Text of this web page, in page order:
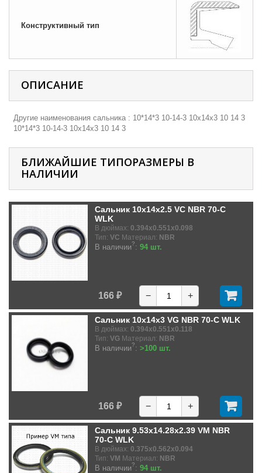
Конструктивный тип
ОПИСАНИЕ
Другие наименования сальника : 10*14*3 10-14-3 10х14х3 10 14 3
10*14*3 10-14-3 10х14х3 10 14 3
БЛИЖАЙШИЕ ТИПОРАЗМЕРЫ В
НАЛИЧИИ
Сальник 10x14x2.5 VC NBR 70-C
WLK
В дюймах: 0.394x0.551x0.098
Тип: VC Материал: NBR
В наличии?: 94 шт.
166 ₽ − +
Сальник 10x14x3 VG NBR 70-C WLK
В дюймах: 0.394x0.551x0.118
Тип: VG Материал: NBR
В наличии?: >100 шт.
166 ₽ − +
Сальник 9.53x14.28x2.39 VM NBR
70-C WLK
В дюймах: 0.375x0.562x0.094
Тип: VM Материал: NBR
В наличии?: 94 шт.